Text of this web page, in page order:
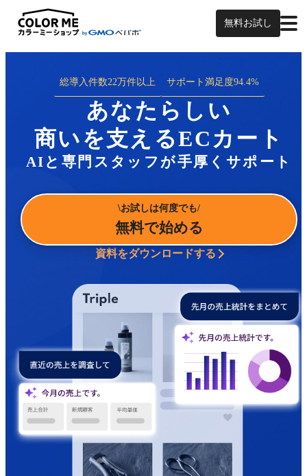
無料お試し
総導入件数22万件以上 サポート満足度94.4%
あなたらしい
商いを支えるECカート
AIと専門スタッフが手厚くサポート
お試しは何度でも
無料で始める
資料をダウンロードする